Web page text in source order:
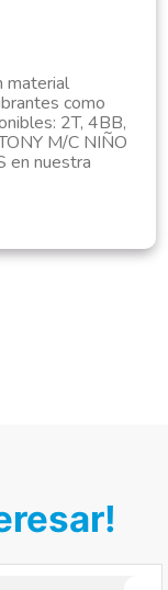
material
como
2T, 4BB,
M/C NIÑO
en nuestra